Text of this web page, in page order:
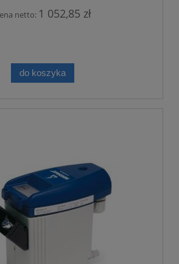
netto: 1 052,85 zł
do koszyka